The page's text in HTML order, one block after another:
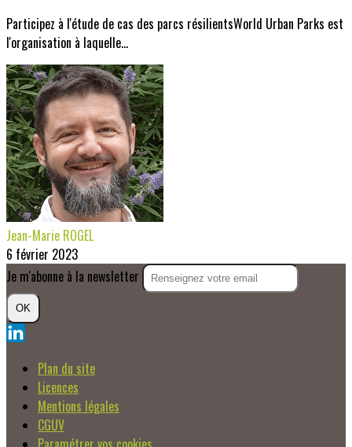
Participez à l'étude de cas des parcs résilientsWorld Urban Parks est
l'organisation à laquelle...
Jean-Marie ROGEL
6 février 2023
Je m'abonne à la newsletter
OK
Plan du site
Licences
Mentions légales
CGUV